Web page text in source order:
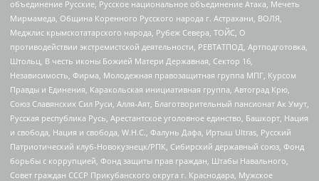
объединение Русские, Русское национальное объединение Атака, Мечеть
Мирмамеда, Община Коренного Русского народа г. Астрахани, ВОЛЯ,
Меджлис крымскотатарского народа, Рубеж Севера, ТОЙС, О
противодействии экстремистской деятельности, РЕВТАТПОД, Артподготовка,
Штольц, В честь иконы Божией Матери Державная, Сектор 16,
Независимость, Фирма, Молодежная правозащитная группа МПГ, Курсом
Правды и Единения, Каракольская инициативная группа, Автоград Крю,
Союз Славянских Сил Руси, Алля-Аят, Благотворительный пансионат Ак Умут,
Русская республика Русь, Арестантское уголовное единство, Башкорт, Нация
и свобода, Нация и свобода, W.H.С., Фалунь Дафа, Иртыш Ultras, Русский
Патриотический клуб-Новокузнецк/РПК, Сибирский державный союз, Фонд
борьбы с коррупцией, Фонд защиты прав граждан, Штабы Навального,
Совет граждан СССР Прикубанского округа г. Краснодара, Мужское